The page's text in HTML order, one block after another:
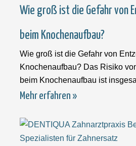
Wie groß ist die Gefahr von
beim Knochenaufbau?
Wie groß ist die Gefahr von
Knochenaufbau? Das Risiko
beim Knochenaufbau ist
der
Mehr erfahren »